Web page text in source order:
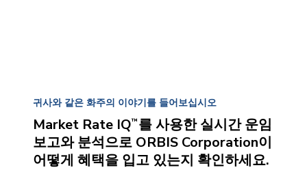
귀사와 같은 화주의 이야기를 들어보십시오
Market Rate IQ™ 를 사용한 실시간 운임
보고와 분석으로 ORBIS Corporation이
어떻게 혜택을 입고 있는지 확인하세요.